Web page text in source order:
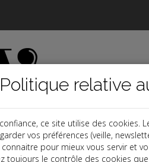
j
Politique relative
ce site utilise des cookies.
vos préférences (veille,
pour mieux vous servir et
toujours le contrôle des cookies